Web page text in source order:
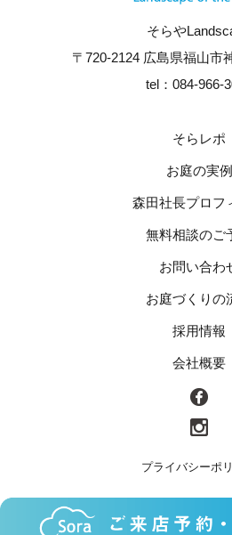
そらや
〒720-2124 広島県福山市
tel：084-966-
そらレポ
お庭の実例
森田社長プロフ
無料相談のご
お問い合わ
お庭づくりの
採用情報
会社概要
プライバシーポ
© 2017 Landscape of